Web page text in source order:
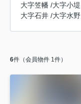
大字笠幡 /大字小堤
大字石井 /大字水野
6件（会員物件 1件）